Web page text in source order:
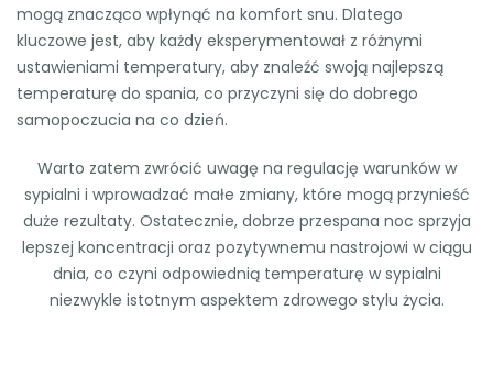
mogą znacząco wpłynąć na komfort snu. Dlatego
kluczowe jest, aby każdy eksperymentował z różnymi
ustawieniami temperatury, aby znaleźć swoją najlepszą
temperaturę do spania, co przyczyni się do dobrego
samopoczucia na co dzień.
Warto zatem zwrócić uwagę na regulację warunków w
sypialni i wprowadzać małe zmiany, które mogą przynieść
duże rezultaty. Ostatecznie, dobrze przespana noc sprzyja
lepszej koncentracji oraz pozytywnemu nastrojowi w ciągu
dnia, co czyni odpowiednią temperaturę w sypialni
niezwykle istotnym aspektem zdrowego stylu życia.